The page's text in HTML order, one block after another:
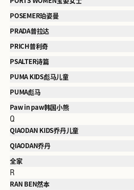
POSEMER珀姿曼
PRADA普拉达
PRICH普利奇
PSALTER诗篇
PUMA KIDS彪马儿童
PUMA彪马
Paw in paw韩国小熊
Q
QIAODAN KIDS乔丹儿童
QIAODAN乔丹
全家
R
RAN BEN然本